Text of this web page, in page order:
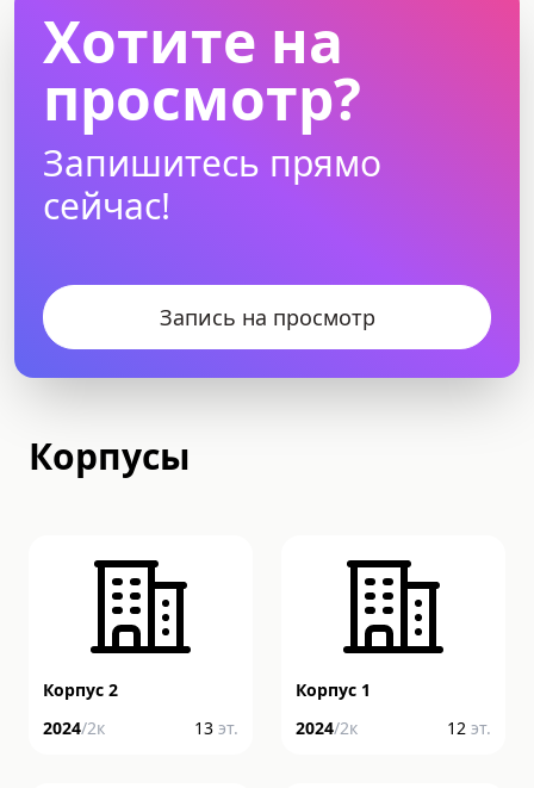
Хотите на
просмотр?
Запишитесь прямо
сейчас!
Запись на просмотр
Корпусы
Корпус 2
2024/2к 13 эт.
Корпус 1
2024/2к 12 эт.